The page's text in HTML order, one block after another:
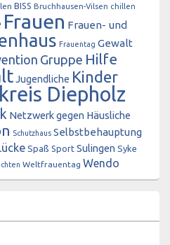
BISS Bruchhausen-Vilsen chillen
Frauen Frauen- und
Frauentag Gewalt
Gruppe Hilfe
Jugendliche Kinder
Diepholz
Netzwerk gegen Häusliche
Schutzhaus Selbstbehauptung
Spaß Sport Sulingen Syke
Weltfrauentag Wendo